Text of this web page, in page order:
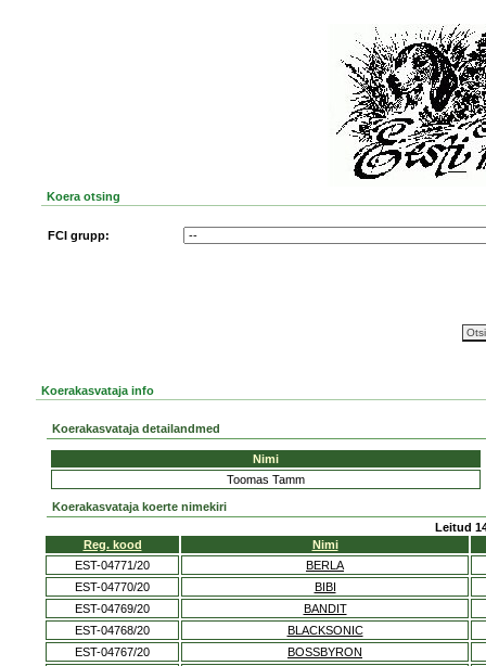
Koera otsing
FCI grupp:
Koerakasvataja info
Koerakasvataja detailandmed
Nimi
Toomas Tamm
Koerakasvataja koerte nimekiri
Leitud
Reg. kood
Nimi
EST-04771/20
BERLA
EST-04770/20
BIBI
EST-04769/20
BANDIT
EST-04768/20
BLACKSONIC
EST-04767/20
BOSSBYRON